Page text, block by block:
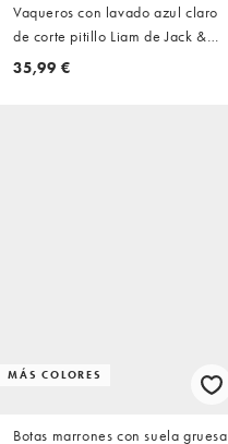
Vaqueros con lavado azul claro
de corte pitillo Liam de Jack &
Jones Essentials
35,99 €
MÁS COLORES
Botas marrones con suela gruesa